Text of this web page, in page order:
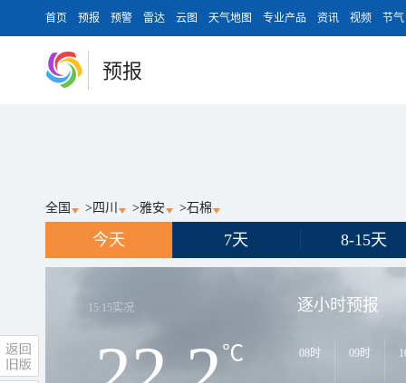
首页 预报 预警 雷达 云图 天气地图 专业产品 资讯 视频 节气
预报
全国 > 四川 >雅安 >石棉
今天 7天 8-15天
15:15实况
℃
逐小时预报
08时 09时